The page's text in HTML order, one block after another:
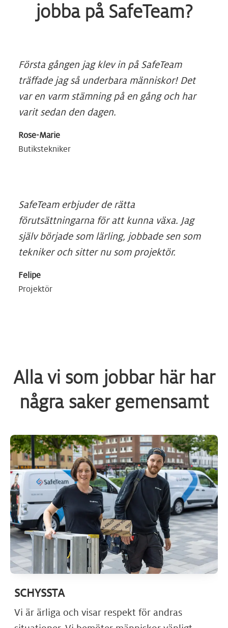
jobba på SafeTeam?
Första gången jag klev in på SafeTeam
träffade jag så underbara människor! Det
var en varm stämning på en gång och har
varit sedan den dagen.
Rose-Marie
Butikstekniker
SafeTeam erbjuder de rätta
förutsättningarna för att kunna växa. Jag
själv började som lärling, jobbade sen som
tekniker och sitter nu som projektör.
Felipe
Projektör
Alla vi som jobbar här har
några saker gemensamt
SCHYSSTA
Vi är ärliga och visar respekt för andras